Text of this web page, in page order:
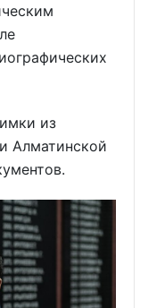
из
Алматинской